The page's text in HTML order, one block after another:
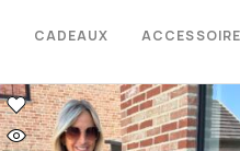
CADEAUX